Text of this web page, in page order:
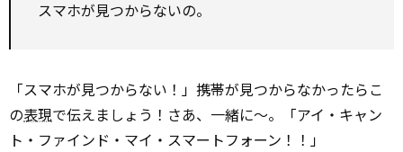
スマホが見つからないの。
「スマホが見つからない！」携帯が見つからなかったらこ
の表現で伝えましょう！さあ、一緒に～。「アイ・キャン
ト・ファインド・マイ・スマートフォーン！！」